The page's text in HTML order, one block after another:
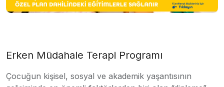
Erken Müdahale Terapi Programı
Çocuğun kişisel, sosyal ve akademik yaşantısının